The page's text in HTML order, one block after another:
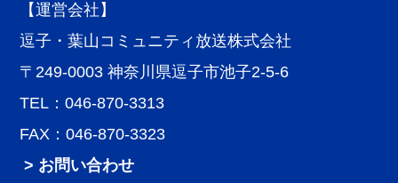
【運営会社】
逗子・葉山コミュニティ放送株式会社
〒249-0003 神奈川県逗子市池子2-5-6
TEL：046-870-3313
FAX：046-870-3323
> お問い合わせ